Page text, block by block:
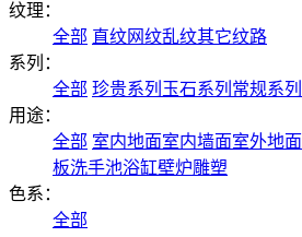
纹理：
全部 直纹网纹乱纹其它纹路
系列：
全部 珍贵系列 玉石系列 常规系列
用途：
全部 室内地面室内墙面室外地面
板洗手池浴缸壁炉雕塑
色系：
全部